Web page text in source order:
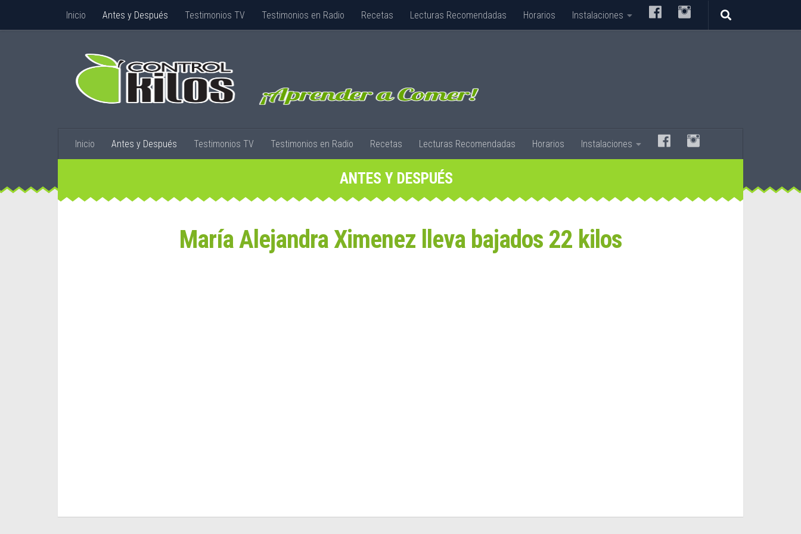
Inicio Antes y Después Testimonios TV Testimonios en Radio Recetas Lecturas Recomendadas Horarios Instalaciones –
Inicio Antes y Después Testimonios TV Testimonios en Radio Recetas Lecturas Recomendadas Horarios Instalaciones –
ANTES Y DESPUÉS
María Alejandra Ximenez lleva bajados 22 kilos